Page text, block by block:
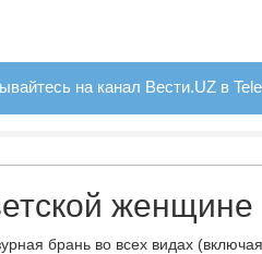
на канал Вести.UZ в
женщине
брань во всех видах